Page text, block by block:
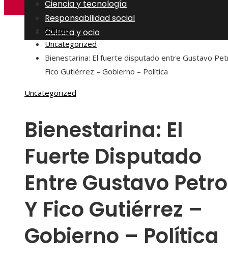
Ciencia y tecnología
Responsabilidad social
Cultura y ocio
Inicio
Uncategorized
Bienestarina: El fuerte disputado entre Gustavo
Fico Gutiérrez – Gobierno – Política
Uncategorized
Bienestarina: El
Fuerte Disputado
Entre Gustavo Petro
Y Fico Gutiérrez –
Gobierno – Política